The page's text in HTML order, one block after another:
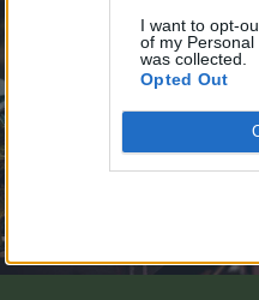
I want to opt-
of my
was collected.
Opted Out